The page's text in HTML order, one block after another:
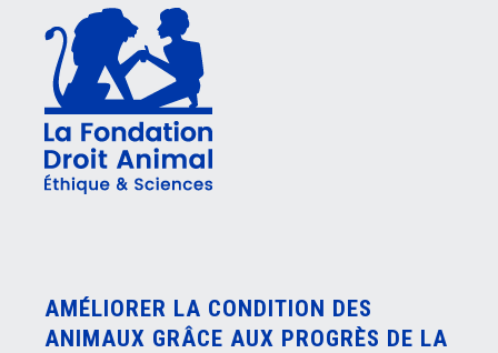
AMÉLIORER LA CONDITION DES
ANIMAUX GRÂCE AUX PROGRÈS DE LA